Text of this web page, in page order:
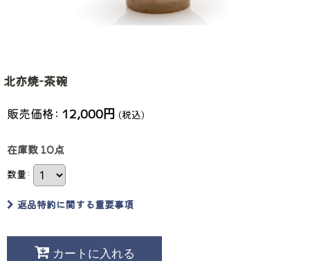
北亦焼-茶碗
販売価格: 12,000円 (税込)
在庫数 10点
数量 :
返品特約に関する重要事項
カートに入れる